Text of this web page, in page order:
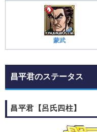
蒙武
昌平君のステータス
昌平君【呂氏四柱】